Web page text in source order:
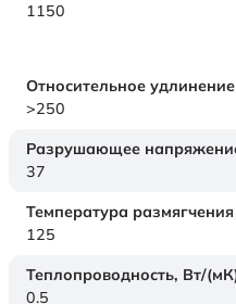
1150
Относительное
>250
Разрушающее
37
Температура
125
Теплопроводность, Вт/
0.5